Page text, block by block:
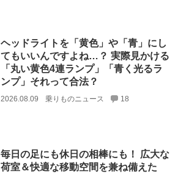
ヘッドライトを「黄色」や「青」にし
てもいいんですよね…？ 実際見かける
「丸い黄色4連ランプ」「青く光るラ
ンプ」それって合法？
2026.08.09 乗りものニュース 18
毎日の足にも休日の相棒にも！ 広大な
荷室＆快適な移動空間を兼ね備えた